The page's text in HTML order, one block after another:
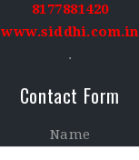
8177881420
www.siddhi.com.in
.
Contact Form
Name